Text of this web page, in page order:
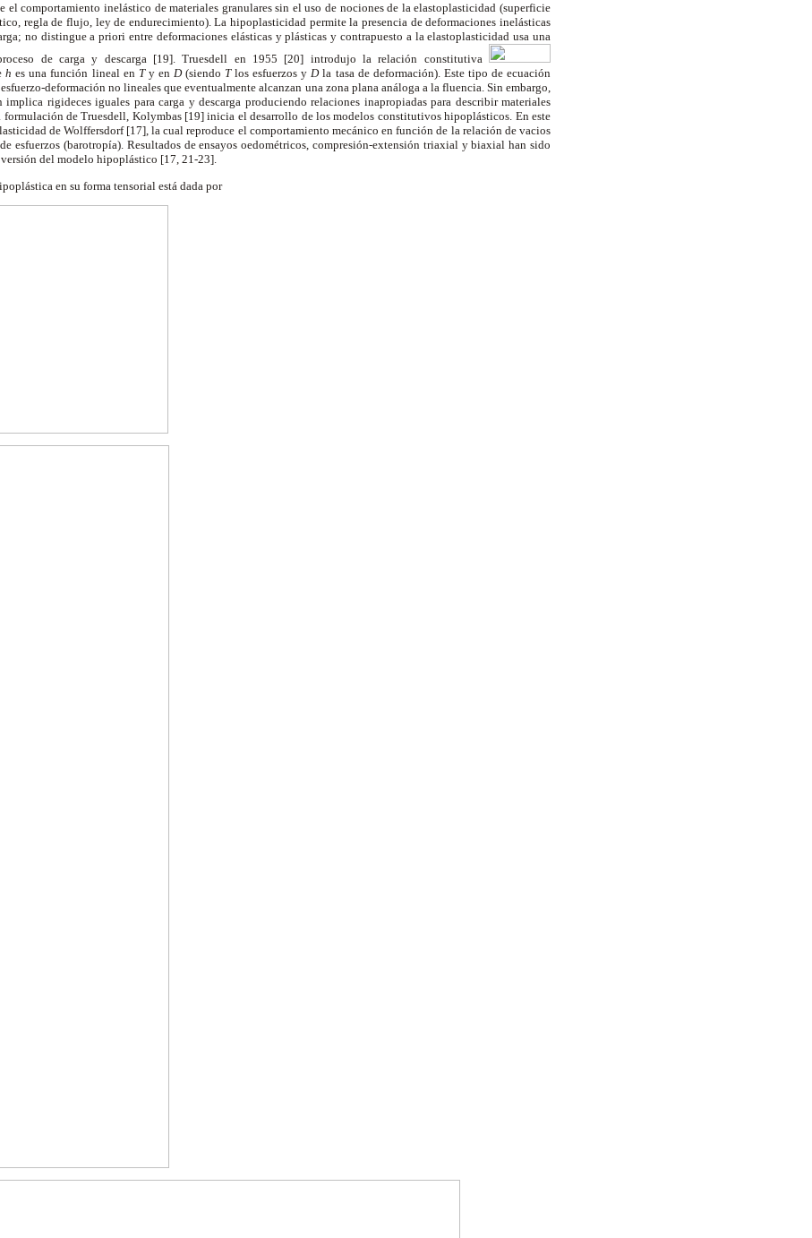
el comportamiento inelástico de materiales granulares sin el uso de nociones de la elastoplasticidad (superficie
regla de flujo, ley de endurecimiento). La hipoplasticidad permite la presencia de deformaciones inelásticas
no distingue a priori entre deformaciones elásticas y plásticas y contrapuesto a la elastoplasticidad usa una
de carga y descarga [19]. Truesdell en 1955 [20] introdujo la relación constitutiva
h es una función lineal en Ty en D(siendo Tlos esfuerzos yDla tasa de deformación). Este tipo de ecuación
deformación no lineales que eventualmente alcanzan una zona plana análoga a la fluencia. Sin embargo,
rigideces iguales para carga y descarga produciendo relaciones inapropiadas para describir materiales
formulación de Truesdell, Kolymbas [19] inicia el desarrollo de los modelos constitutivos hipoplásticos. En este
de Wolffersdorf [17], la cual reproduce el comportamiento mecánico en función de la relación de vacios
esfuerzos (barotropía). Resultados de ensayos oedométricos, compresión-extensión triaxial y biaxial han sido
del modelo hipoplástico [17, 21-23].
en su forma tensorial está dada por